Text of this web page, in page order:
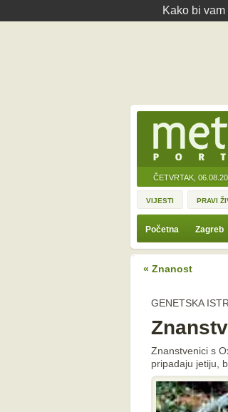
Kako bi
ČETVRTAK,
VIJESTI PRAVI
Početna Zagreb
« Znanost
GENETSKA
Znanstvenici s
pripadaju jetiju,